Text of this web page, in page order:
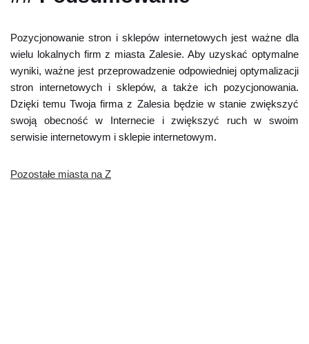
Pozycjonowanie stron i sklepów internetowych jest ważne dla
wielu lokalnych firm z miasta Zalesie. Aby uzyskać optymalne
wyniki, ważne jest przeprowadzenie odpowiedniej optymalizacji
stron internetowych i sklepów, a także ich pozycjonowania.
Dzięki temu Twoja firma z Zalesia będzie w stanie zwiększyć
swoją obecność w Internecie i zwiększyć ruch w swoim
serwisie internetowym i sklepie internetowym.
Pozostałe miasta na Z